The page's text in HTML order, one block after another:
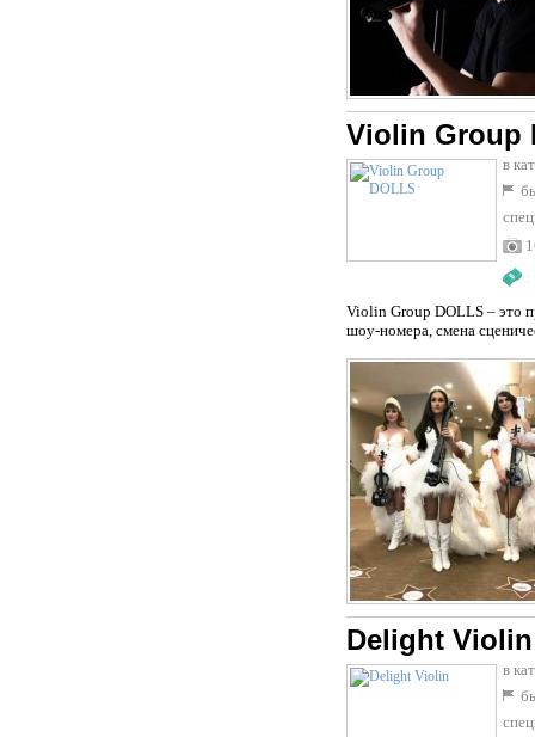
Violin Group
в
:
Violin Group DOLLS – это
шоу-номера, смена
Delight Violin
в